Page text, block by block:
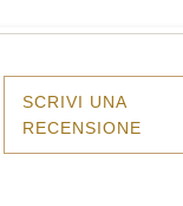
SCRIVI UNA
RECENSIONE